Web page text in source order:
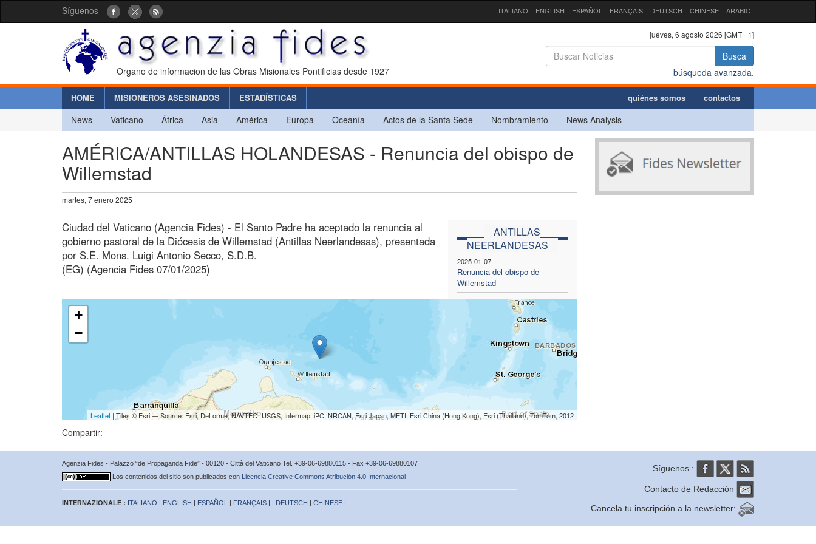
Síguenos ITALIANO ENGLISH ESPAÑOL FRANÇAIS DEUTSCH CHINESE ARABIC
Organo de informacion de las Obras Misionales Pontificias desde 1927
jueves, 6 agosto 2026 [GMT +1]
Busca
búsqueda avanzada.
HOME MISIONEROS ASESINADOS ESTADÍSTICAS quiénes somos contactos
News Vaticano África Asia América Europa Oceanía Actos de la Santa Sede Nombramiento News Analysis
AMÉRICA/ANTILLAS HOLANDESAS - Renuncia del obispo de
Willemstad
martes, 7 enero 2025
ANTILLAS
NEERLANDESAS
2025-01-07
Renuncia del obispo de
Willemstad
Ciudad del Vaticano (Agencia Fides) - El Santo Padre ha aceptado la renuncia al
gobierno pastoral de la Diócesis de Willemstad (Antillas Neerlandesas), presentada
por S.E. Mons. Luigi Antonio Secco, S.D.B.
(EG) (Agencia Fides 07/01/2025)
+
−
Leaflet| Tiles © Esri — Source: Esri, DeLorme, NAVTEQ, USGS, Intermap, iPC, NRCAN, Esri Japan, METI, Esri China (Hong Kong), Esri (Thailand), TomTom, 2012
Compartir:
Agenzia Fides - Palazzo “de Propaganda Fide” - 00120 - Città del Vaticano Tel. +39-06-69880115 - Fax +39-06-69880107
Los contenidos del sitio son publicados con Licencia Creative Commons Atribución 4.0 Internacional
INTERNAZIONALE : ITALIANO | ENGLISH | ESPAÑOL | FRANÇAIS | | DEUTSCH | CHINESE |
Síguenos :
Contacto de Redacción
Cancela tu inscripción a la newsletter: